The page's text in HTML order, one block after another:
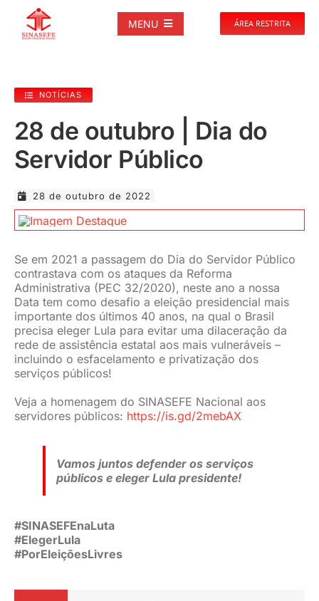
MENU
NOTÍCIAS
PUBLICAÇÕES
DOCUMENTOS
EVENTOS
JURÍDICO
ÁREA RESTRITA
NOTÍCIAS
28 de outubro | Dia do
Servidor Público
28 de outubro de 2022
Se em 2021 a passagem do Dia do Servidor Público
contrastava com os ataques da Reforma
Administrativa (PEC 32/2020), neste ano a nossa
Data tem como desafio a eleição presidencial mais
importante dos últimos 40 anos, na qual o Brasil
precisa eleger Lula para evitar uma dilaceração da
rede de assistência estatal aos mais vulneráveis –
incluindo o esfacelamento e privatização dos
serviços públicos!
Veja a homenagem do SINASEFE Nacional aos
servidores públicos: https://is.gd/2mebAX
Vamos juntos defender os serviços
públicos e eleger Lula presidente!
#SINASEFEnaLuta
#ElegerLula
#PorEleiçõesLivres